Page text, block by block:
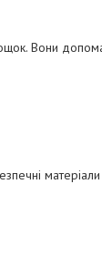
Вони
матеріали